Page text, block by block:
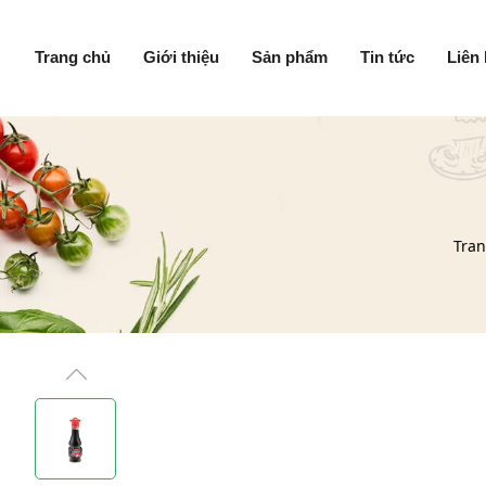
Trang chủ Giới thiệu Sản phẩm Tin tức Liên